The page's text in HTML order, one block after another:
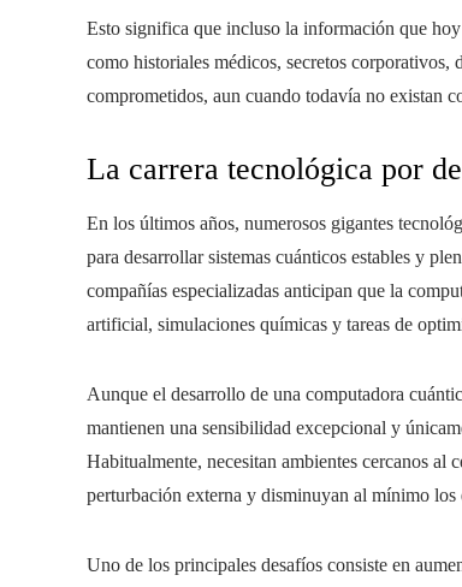
Esto significa que incluso la información que
como historiales médicos, secretos corporativos,
comprometidos, aun cuando todavía no existan
La carrera tecnológica por
En los últimos años, numerosos gigantes
para desarrollar sistemas cuánticos estables y
compañías especializadas anticipan que la
artificial, simulaciones químicas y tareas de
Aunque el desarrollo de una computadora
mantienen una sensibilidad excepcional y
Habitualmente, necesitan ambientes cercanos al
perturbación externa y disminuyan al mínimo
Uno de los principales desafíos consiste en